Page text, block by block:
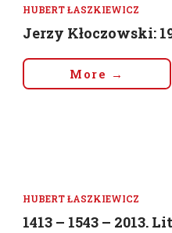
HUBERT ŁASZKIEWICZ
Jerzy Kłoczowski:
More →
HUBERT ŁASZKIEWICZ
1413 – 1543 –